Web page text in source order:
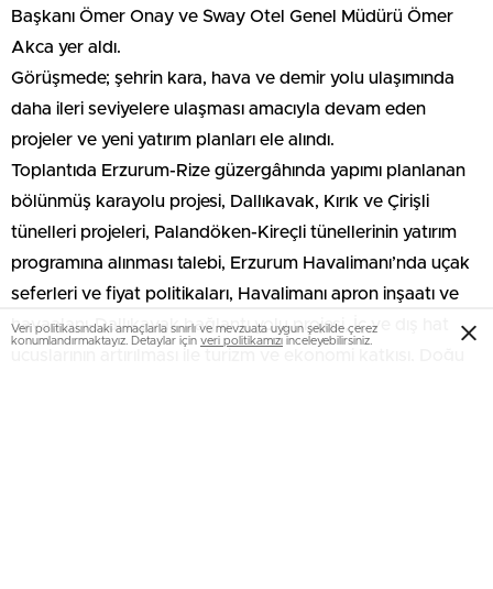
Başkanı Ömer Onay ve Sway Otel Genel Müdürü Ömer
Akca yer aldı.
Görüşmede; şehrin kara, hava ve demir yolu ulaşımında
daha ileri seviyelere ulaşması amacıyla devam eden
projeler ve yeni yatırım planları ele alındı.
Toplantıda Erzurum-Rize güzergâhında yapımı planlanan
bölünmüş karayolu projesi, Dallıkavak, Kırık ve Çirişli
tünelleri projeleri, Palandöken-Kireçli tünellerinin yatırım
programına alınması talebi, Erzurum Havalimanı’nda uçak
seferleri ve fiyat politikaları, Havalimanı apron inşaatı ve
havaalanı-Dallıkavak bağlantı yolu projesi, İç ve dış hat
Veri politikasındaki amaçlarla sınırlı ve mevzuata uygun şekilde çerez
konumlandırmaktayız. Detaylar için veri politikamızı inceleyebilirsiniz.